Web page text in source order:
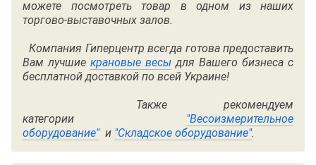
можете посмотреть товар в одном из наших
торгово-выставочных залов.
Компания Гиперцентр всегда готова предоставить
Вам лучшие крановые весы для Вашего бизнеса с
бесплатной доставкой по всей Украине!
Также рекомендуем
категории "Весоизмерительное
оборудование"и "Складское оборудование".